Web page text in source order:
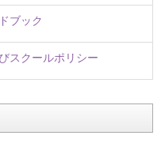
ブック
スクールポリシー